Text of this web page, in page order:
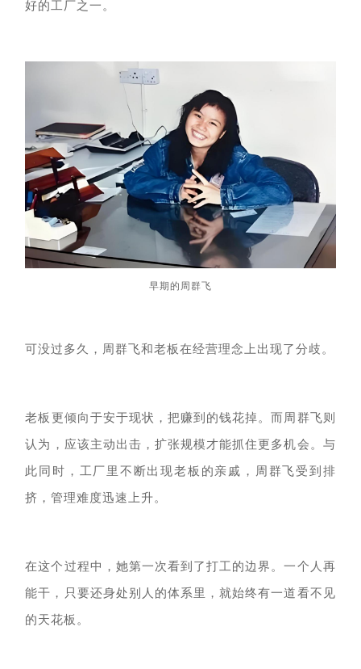
好的工厂之一。
早期的周群飞
可没过多久， 周群飞和老板在经营理念 上 出现了分歧 。
老板 更倾向于安于现状， 把赚到的钱花掉。而 周群飞则
认为 ， 应该主动出击， 扩张规模才能抓住更多机会。与
此同时， 工厂里 不断出现老板的亲戚，周群飞受到排
挤，管理难度迅速上升。
在这个过程中，她第一次看到了打工的边界。一个人再
能干，只要还身处别人的体系里，就始终有一道看不见
的天花板。